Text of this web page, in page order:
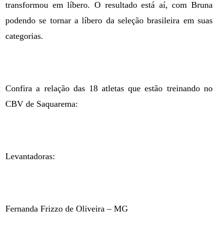
transformou em líbero. Oresultado está aí, com Bruna
podendo se tornar a líbero da seleção brasileira em suas
categorias.
Confira a relação das 18 atletas que estão treinando no
CBV de Saquarema:
Levantadoras:
Fernanda Frizzo de Oliveira – MG